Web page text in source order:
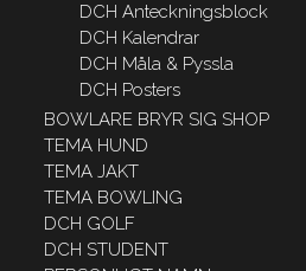
DCH Anteckningsblock
DCH Kalendrar
DCH Måla & Pyssla
DCH Posters
BOWLARE BRYR SIG SHOP
TEMA HUND
TEMA JAKT
TEMA BOWLING
DCH GOLF
DCH STUDENT